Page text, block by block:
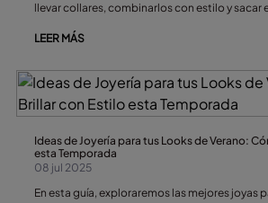
llevar collares, combinarlos con estilo y sacar
LEER MÁS
Ideas de Joyería para tus Looks de Verano:
esta Temporada
08 jul 2025
En esta guía, exploraremos las mejores joyas